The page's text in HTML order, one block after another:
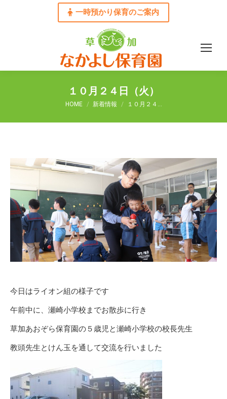
一時預かり保育のご案内
１０月２４日（火）
You are here:
HOME 新着情報 １０月２４…
今日はライオン組の様子です
午前中に、瀬崎小学校までお散歩に行き
草加あおぞら保育園の５歳児と瀬崎小学校の校長先生
教頭先生とけん玉を通して交流を行いました